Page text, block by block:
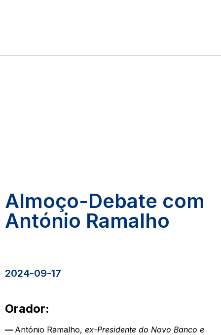
Almoço-Debate com
António Ramalho
2024-09-17
Orador:
— António Ramalho, ex-Presidente do Novo Banco e